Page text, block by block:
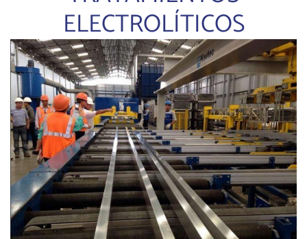
ELECTROLÍTICOS